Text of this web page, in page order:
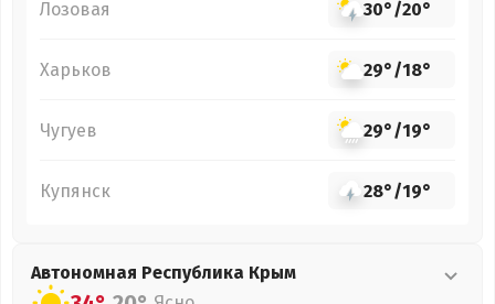
Лозовая 30°/20°
Харьков 29°/18°
Чугуев 29°/19°
Купянск 28°/19°
Автономная Республика Крым